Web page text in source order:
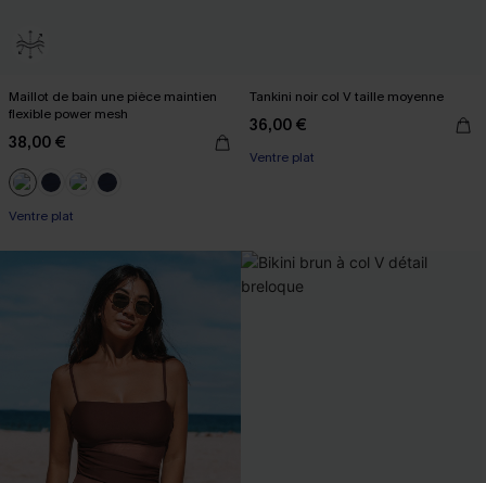
Maillot de bain une pièce maintien
flexible power mesh
38,00 €
Ventre plat
Tankini noir col V taille moyenne
36,00 €
Ventre plat